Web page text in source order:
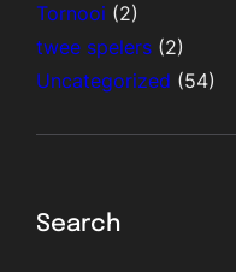
Tornooi (2)
twee spelers (2)
Uncategorized (54)
Search